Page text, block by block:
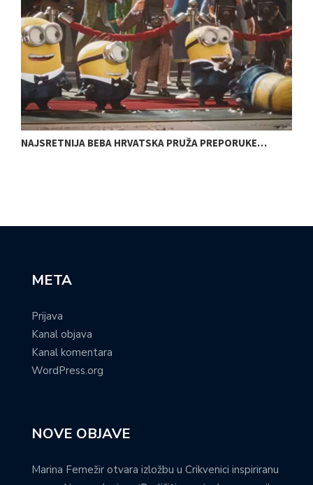
NAJSRETNIJA BEBA HRVATSKA PRUŽA PREPORUKE…
META
Prijava
Kanal objava
Kanal komentara
WordPress.org
NOVE OBJAVE
Marina Fernežir otvara izložbu u Crikvenici inspiriranu